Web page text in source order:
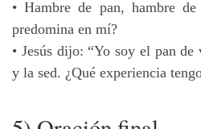
• Hambre de pan, hambre
predomina en mí?
• Jesús dijo: “Yo soy el pan
y la sed. ¿Qué experiencia